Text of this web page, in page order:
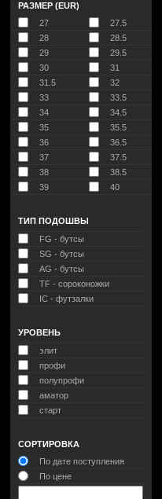
РАЗМЕР (EUR)
27
27.5
28
28.5
29
29.5
30
31
31.5
32
33
33.5
34
34.5
35
35.5
36
36.5
37
37.5
38
38.5
39
40
ТИП ПОДОШВЫ
FG - бутсы
SG - бутсы
AG - бутсы
TF - сороконожки
IC - футзалки
УРОВЕНЬ
элит
профи
полупрофи
аматор
старт
СОРТИРОВКА
По дате поступления
По цене